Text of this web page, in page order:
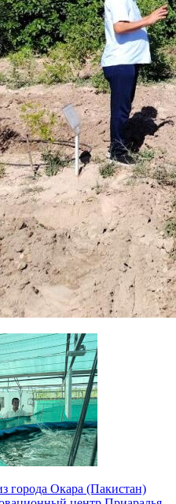
города Окара (Пакистан)